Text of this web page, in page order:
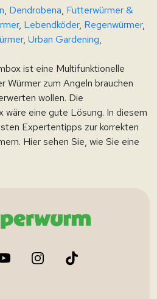
, Dendrobena, Futterwürmer &
, Lebendköder, Regenwürmer,
, Urban Gardening,
ist eine Multifunktionelle
Würmer zum Angeln brauchen
wollen. Die
wäre eine gute Lösung. In diesem
Expertentipps zur korrekten
Hier sehen Sie, wie Sie eine